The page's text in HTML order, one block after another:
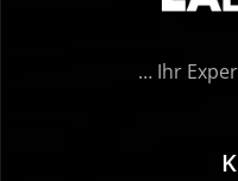
… Ihr